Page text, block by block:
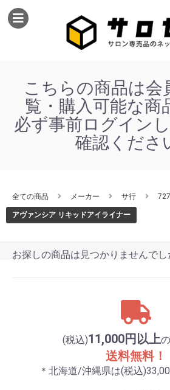
こちらの商品は会
覧・購入可能な商
必ず事前ログイン
確認くださ
(税込)11,000円以上
送料無料！
＊北海道/沖縄県は(税込
全ての商品 メーカー サ行
アヴァンシア リキッドアイライナー
お探しの商品は見つかりませんでし